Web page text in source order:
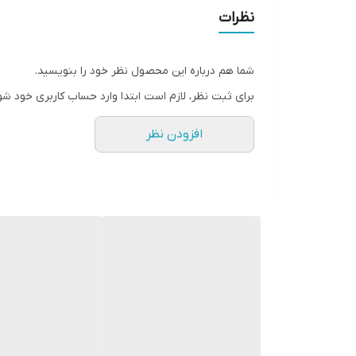
نظرات
شما هم درباره این محصول نظر خود را بنویسید.
برای ثبت نظر، لازم است ابتدا وارد حساب کاربری خود
افزودن نظر